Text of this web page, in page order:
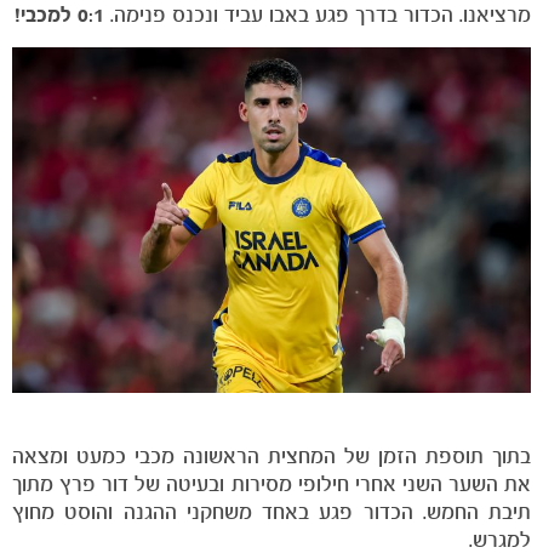
משחקים
ותוצאות
מרציאנו. הכדור בדרך פגע באבו עביד ונכנס פנימה. 0:1 למכבי!
בתוך תוספת הזמן של המחצית הראשונה מכבי כמעט ומצאה
את השער השני אחרי חילופי מסירות ובעיטה של דור פרץ מתוך
תיבת החמש. הכדור פגע באחד משחקני ההגנה והוסט מחוץ
למגרש.